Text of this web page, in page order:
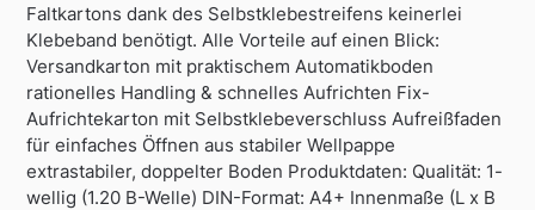
Faltkartons dank des Selbstklebestreifens keinerlei
Klebeband benötigt. Alle Vorteile auf einen Blick:
Versandkarton mit praktischem Automatikboden
rationelles Handling & schnelles Aufrichten Fix-
Aufrichtekarton mit Selbstklebeverschluss Aufreißfaden
für einfaches Öffnen aus stabiler Wellpappe
extrastabiler, doppelter Boden Produktdaten: Qualität: 1-
wellig (1.20 B-Welle) DIN-Format: A4+ Innenmaße (L x B